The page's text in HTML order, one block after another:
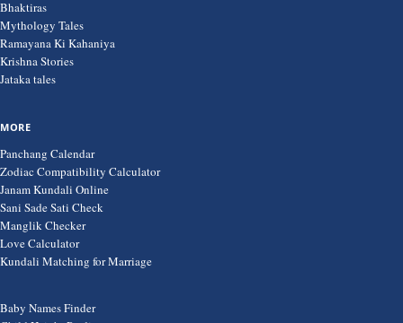
Bhaktiras
Mythology Tales
Ramayana Ki Kahaniya
Krishna Stories
Jataka tales
MORE
Panchang Calendar
Zodiac Compatibility Calculator
Janam Kundali Online
Sani Sade Sati Check
Manglik Checker
Love Calculator
Kundali Matching for Marriage
Baby Names Finder